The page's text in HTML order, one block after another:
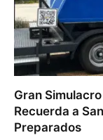
Gran
Recuerda a
Preparados